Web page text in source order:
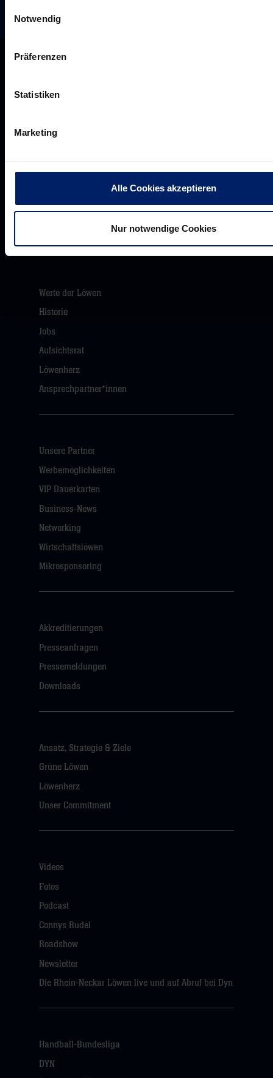
Notwendig
Präferenzen
Statistiken
Marketing
Alle Cookies akzeptieren
Nur notwendige Cookies
Rhein-Neckar Löwen GmbH
Werte der Löwen
Historie
Jobs
Aufsichtsrat
Löwenherz
Ansprechpartner*innen
Unsere Partner
Werbemöglichkeiten
VIP Dauerkarten
Business-News
Networking
Wirtschaftslöwen
Mikrosponsoring
Akkreditierungen
Presseanfragen
Pressemeldungen
Downloads
Ansatz, Strategie & Ziele
Grüne Löwen
Löwenherz
Unser Commitment
Videos
Fotos
Podcast
Connys Rudel
Roadshow
Newsletter
Die Rhein-Neckar Löwen live und auf Abruf bei Dyn
Handball-Bundesliga
DYN